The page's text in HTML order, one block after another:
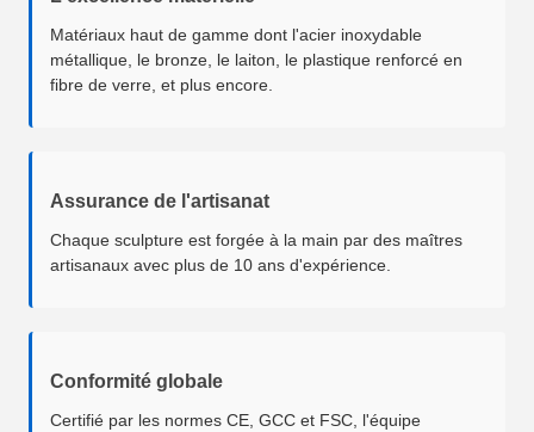
Matériaux haut de gamme dont l'acier inoxydable
métallique, le bronze, le laiton, le plastique renforcé en
fibre de verre, et plus encore.
Assurance de l'artisanat
Chaque sculpture est forgée à la main par des maîtres
artisanaux avec plus de 10 ans d'expérience.
Conformité globale
Certifié par les normes CE, GCC et FSC, l'équipe